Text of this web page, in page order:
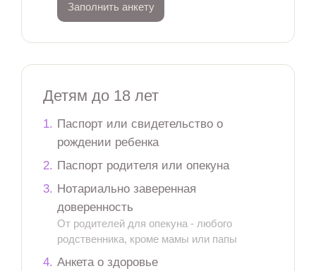
Заполнить анкету
Детям до 18 лет
1. Паспорт или свидетельство о
рождении ребенка
2. Паспорт родителя или опекуна
3. Нотариально заверенная
доверенность
От родителей для опекуна - любого
родственника, кроме мамы или папы
4. Анкета о здоровье